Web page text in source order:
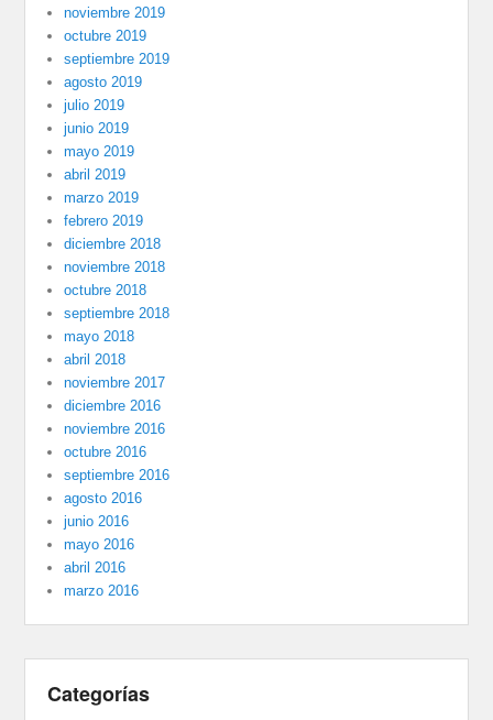
noviembre 2019
octubre 2019
septiembre 2019
agosto 2019
julio 2019
junio 2019
mayo 2019
abril 2019
marzo 2019
febrero 2019
diciembre 2018
noviembre 2018
octubre 2018
septiembre 2018
mayo 2018
abril 2018
noviembre 2017
diciembre 2016
noviembre 2016
octubre 2016
septiembre 2016
agosto 2016
junio 2016
mayo 2016
abril 2016
marzo 2016
Categorías